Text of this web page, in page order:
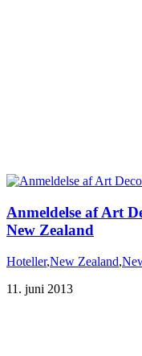
Anmeldelse af Art
New Zealand
Hoteller,New Zealand,
11. juni 2013